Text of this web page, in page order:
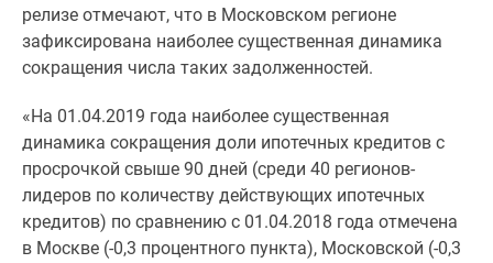
застройщики
Панорамы
новостроек
новостроек
Экспертиза
новостроек
Экология
Москвы
релизе отмечают, что в Московском регионе
зафиксирована наиболее существенная динамика
сокращения числа таких задолженностей.
«На 01.04.2019 года наиболее существенная
динамика сокращения доли ипотечных кредитов с
просрочкой свыше 90 дней (среди 40 регионов-
лидеров по количеству действующих ипотечных
кредитов) по сравнению с 01.04.2018 года отмечена
в Москве (-0,3 процентного пункта), Московской (-0,3